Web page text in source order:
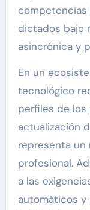
competencias
dictados bajo
asincrónica y
En un
tecnológico
perfiles de los
actualización
representa
profesional.
a las
automáticos